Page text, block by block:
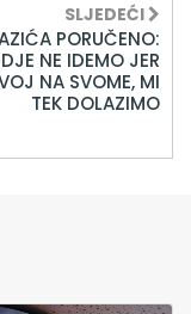
SLJEDEĆI
PORUČENO:
NE IDEMO JER
NA SVOME, MI
TEK DOLAZIMO